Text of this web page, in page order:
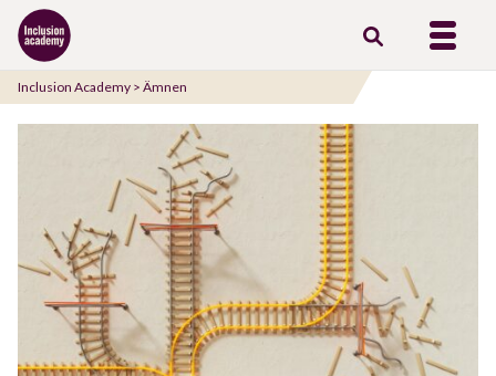
till
innehåll
Inclusion Academy > Ämnen